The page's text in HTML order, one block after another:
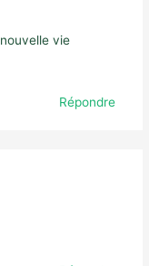
vie
Répondre